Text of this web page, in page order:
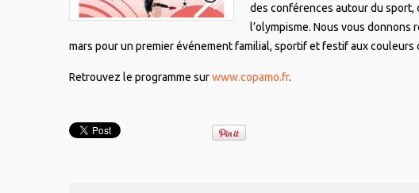
des conférences autour du sport,
l’olympisme. Nous vous donnons
mars pour un premier événement familial, sportif et festif aux couleurs
Retrouvez le programme surwww.copamo.fr.